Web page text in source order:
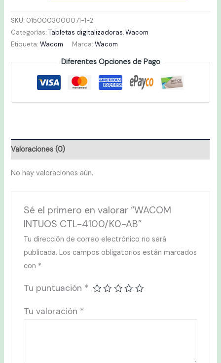
SKU: 0150003000071-1-2
Categorías:Tabletas digitalizadoras,Wacom
Etiqueta:Wacom Marca:Wacom
Diferentes Opciones de Pago
Valoraciones (0)
No hay valoraciones aún.
Sé el primero en valorar “WACOM
INTUOS CTL-4100/K0-AB”
Tu dirección de correo electrónico no será
publicada. Los campos obligatorios están marcados
con *
Tu puntuación *
Tu valoración *